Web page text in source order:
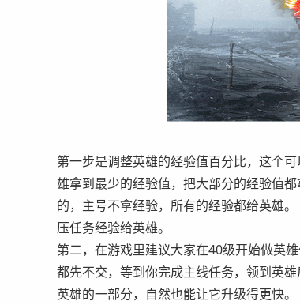
第一步是调整英雄的经验值百分比，这个
雄拿到最少的经验值，把大部分的经验值
的，主号不拿经验，所有的经验都给英雄。
压任务经验给英雄。
第二，在游戏里建议大家在40级开始做英
都先不交，等到你完成主线任务，领到英
英雄的一部分，自然也能让它升级得更快。